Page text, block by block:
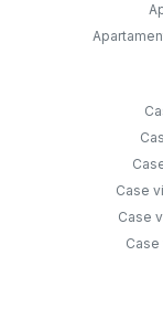
Case
Case